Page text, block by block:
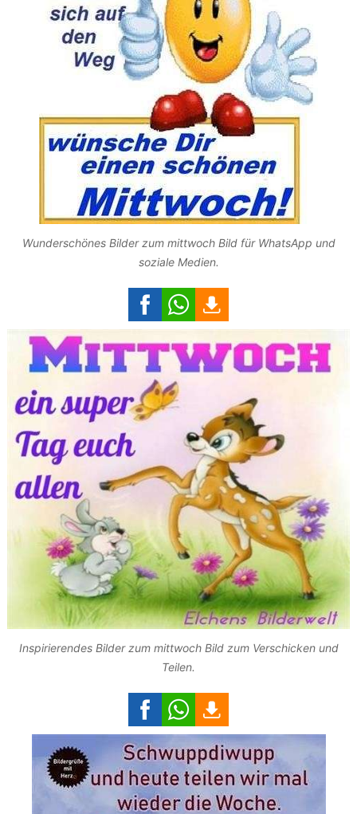
Wunderschönes Bilder zum mittwoch Bild für WhatsApp und
soziale Medien.
Inspirierendes Bilder zum mittwoch Bild zum Verschicken und
Teilen.